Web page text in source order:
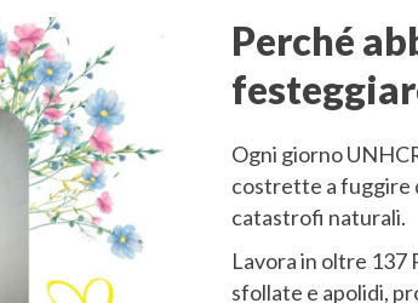
Perché
Ogni giorno
costrette a fuggire
catastrofi naturali.
Lavora in oltre 137
sfollate e apolidi,